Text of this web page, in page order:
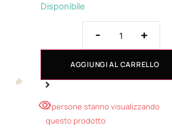
Disponibile
- +
AGGIUNGI AL CARRELLO
2 persone stanno visualizzando
questo prodotto